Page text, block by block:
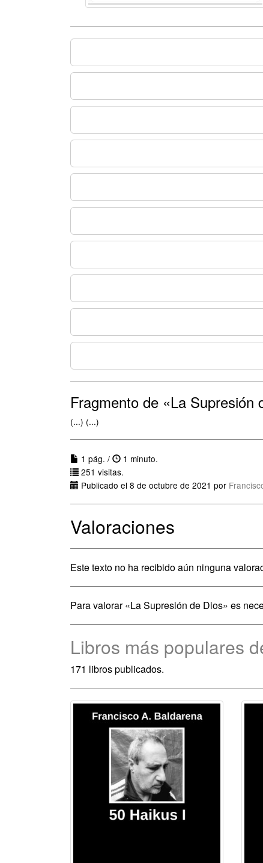
Fragmento de «La Supresión
(...) (...)
1 pág. /
1 minuto.
251 visitas.
Publicado el 8 de octubre de 2021 por
Valoraciones
Este texto no ha recibido aún ninguna
Para valorar «La Supresión de Dios» es
Libros más populares
171 libros publicados.